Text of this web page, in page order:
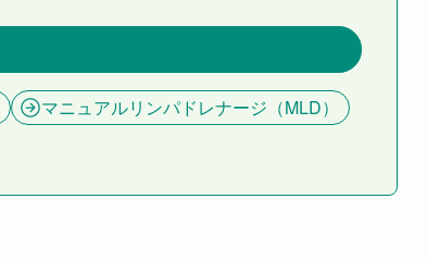
マニュアルリンパドレナージ（MLD）